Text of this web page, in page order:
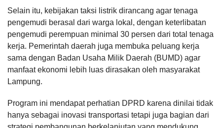
Selain itu, kebijakan taksi listrik dirancang agar tenaga
pengemudi berasal dari warga lokal, dengan keterlibatan
pengemudi perempuan minimal 30 persen dari total tenaga
kerja. Pemerintah daerah juga membuka peluang kerja
sama dengan Badan Usaha Milik Daerah (BUMD) agar
manfaat ekonomi lebih luas dirasakan oleh masyarakat
Lampung.
Program ini mendapat perhatian DPRD karena dinilai tidak
hanya sebagai inovasi transportasi tetapi juga bagian dari